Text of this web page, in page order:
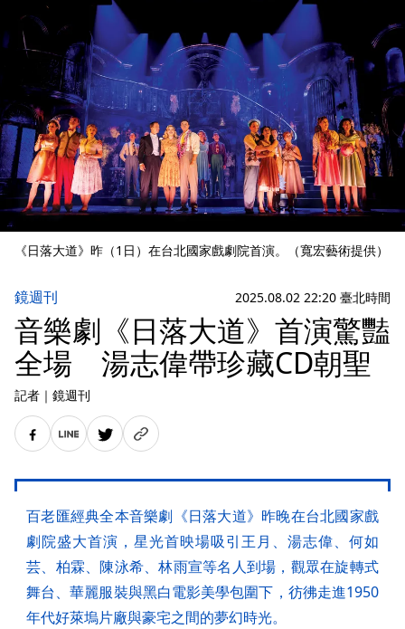
《日落大道》昨（1日）在台北國家戲劇院首演。（寬宏藝術提供）
鏡週刊 2025.08.02 22:20 臺北時間
音樂劇《日落大道》首演驚豔
全場 湯志偉帶珍藏CD朝聖
記者 ｜ 鏡週刊
百老匯經典全本音樂劇《日落大道》昨晚在台北國家戲
劇院盛大首演，星光首映場吸引王月、湯志偉、何如
芸、柏霖、陳泳希、林雨宣等名人到場，觀眾在旋轉式
舞台、華麗服裝與黑白電影美學包圍下，彷彿走進1950
年代好萊塢片廠與豪宅之間的夢幻時光。